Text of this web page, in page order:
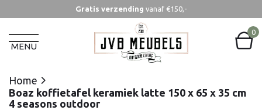
Gratis verzending vanaf €150,-
MENU
0
Home
Boaz koffietafel keramiek latte 150 x 65 x 35 cm
4 seasons outdoor
Home
Boaz koffietafel keramiek latte 150 x 65 x 35 cm
4 seasons outdoor